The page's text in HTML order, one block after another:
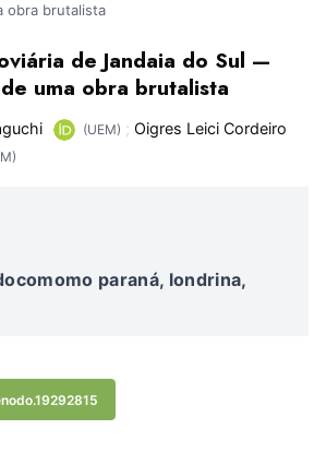
obra brutalista
de Jandaia do Sul —
uma obra brutalista
(UEM) ; Oigres Leici Cordeiro
paraná, londrina,